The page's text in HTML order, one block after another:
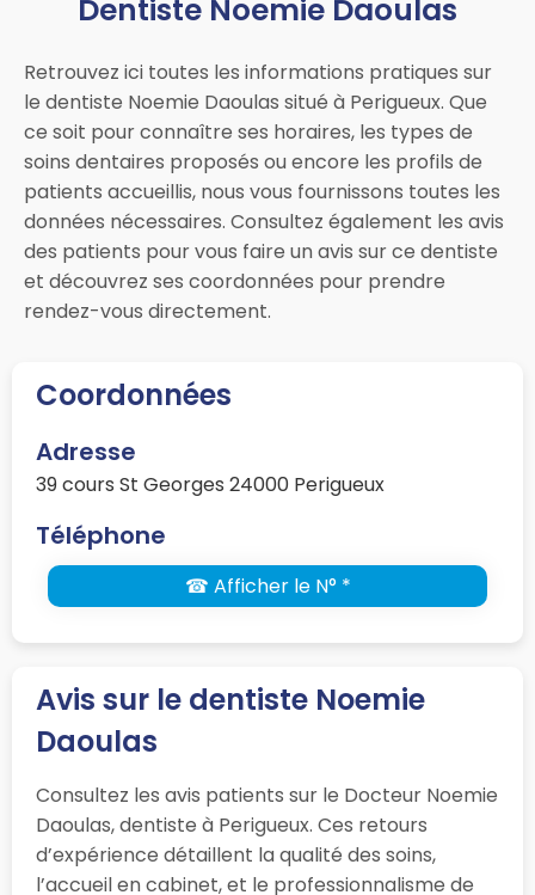
Dentiste Noemie Daoulas
Retrouvez ici toutes les informations pratiques sur
le dentiste Noemie Daoulas situé à Perigueux. Que
ce soit pour connaître ses horaires, les types de
soins dentaires proposés ou encore les profils de
patients accueillis, nous vous fournissons toutes les
données nécessaires. Consultez également les avis
des patients pour vous faire un avis sur ce dentiste
et découvrez ses coordonnées pour prendre
rendez-vous directement.
Coordonnées
Adresse
39 cours St Georges 24000 Perigueux
Téléphone
☎ Afficher le N° *
Avis sur le dentiste Noemie
Daoulas
Consultez les avis patients sur le Docteur Noemie
Daoulas, dentiste à Perigueux. Ces retours
d’expérience détaillent la qualité des soins,
l’accueil en cabinet, et le professionnalisme de